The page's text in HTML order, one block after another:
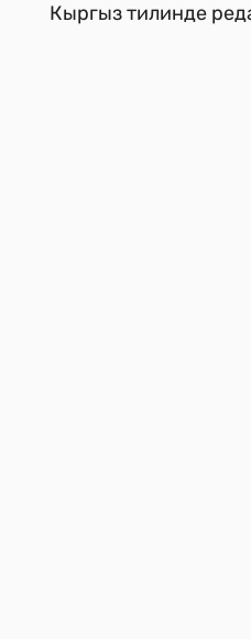
Кыргыз тилинде